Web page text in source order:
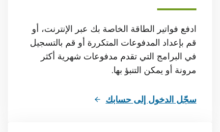
ادفع فواتير الطاقة الخاصة بك عبر الإنترنت، أو
قم بإعداد المدفوعات المتكررة أو قم بالتسجيل
في البرامج التي تقدم مدفوعات شهرية أكثر
مرونة أو يمكن التنبؤ بها.
سجّل الدخول إلى حسابك